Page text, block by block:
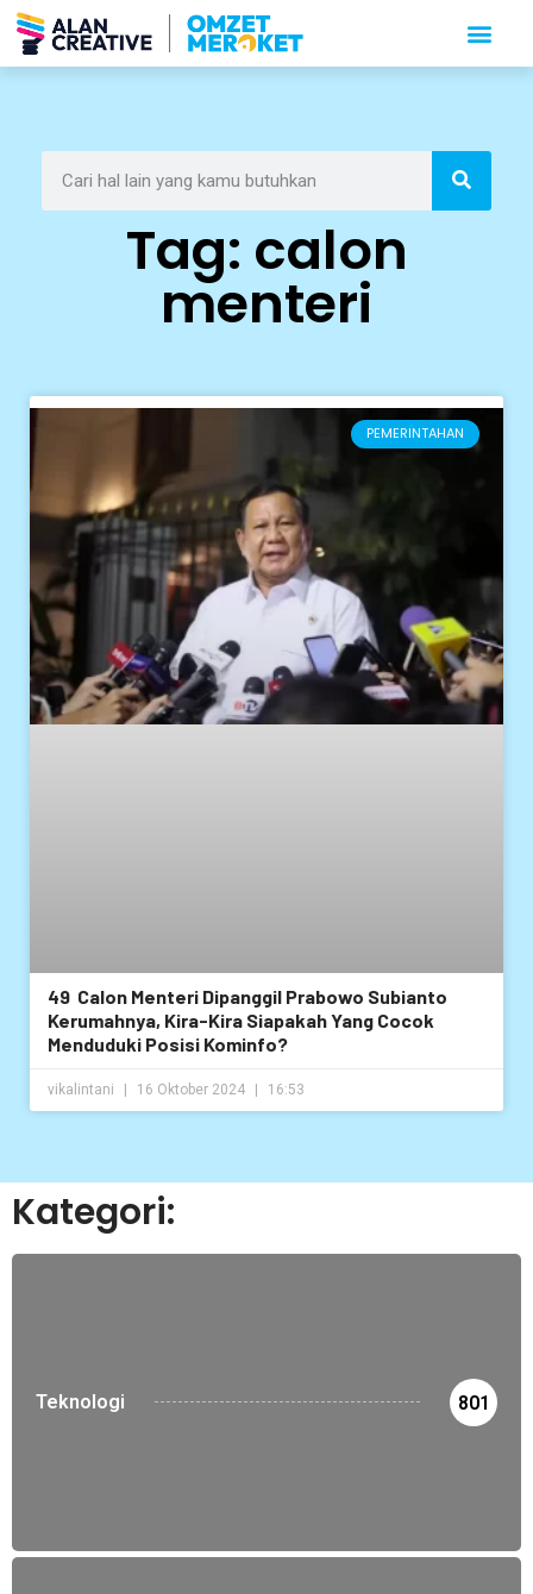
Tag: calon
menteri
PEMERINTAHAN
49 Calon Menteri Dipanggil Prabowo Subianto
Kerumahnya, Kira-Kira Siapakah Yang Cocok
Menduduki Posisi Kominfo?
vikalintani 16 Oktober 2024 16:53
Kategori:
Teknologi 801